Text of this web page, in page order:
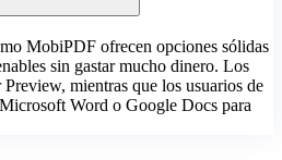
MobiPDF ofrecen opciones sólidas
sin gastar mucho dinero. Los
mientras que los usuarios de
Word o Google Docs para